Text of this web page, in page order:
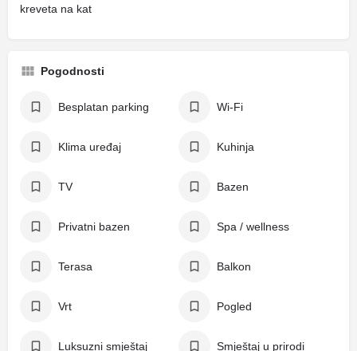
kreveta na kat
Pogodnosti
Besplatan parking Wi-Fi
Klima uređaj Kuhinja
TV Bazen
Privatni bazen Spa / wellness
Terasa Balkon
Vrt Pogled
Luksuzni smještaj Smještaj u prirodi